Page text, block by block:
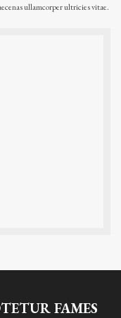
ullamcorper ultricies vitae.
FAMES